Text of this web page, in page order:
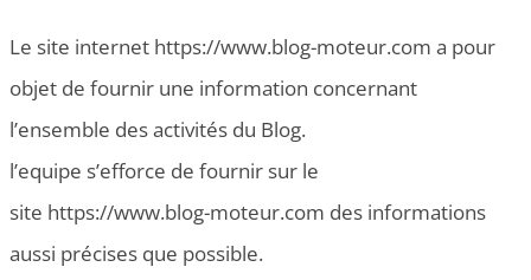
Le site internet https://www.blog-moteur.com a pour
objet de fournir une information concernant
l’ensemble des activités du Blog.
l’equipe s’efforce de fournir sur le
site https://www.blog-moteur.com des informations
aussi précises que possible.